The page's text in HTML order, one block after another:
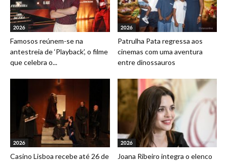
2026
Famosos reúnem-se na
antestreia de ‘Playback’, o filme
que celebra o...
2026
Patrulha Pata regressa aos
cinemas com uma aventura
entre dinossauros
2026
Casino Lisboa recebe até 26 de
2026
Joana Ribeiro integra o elenco